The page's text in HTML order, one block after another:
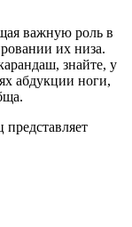
важную роль в
их низа.
знайте, у
абдукции ноги,